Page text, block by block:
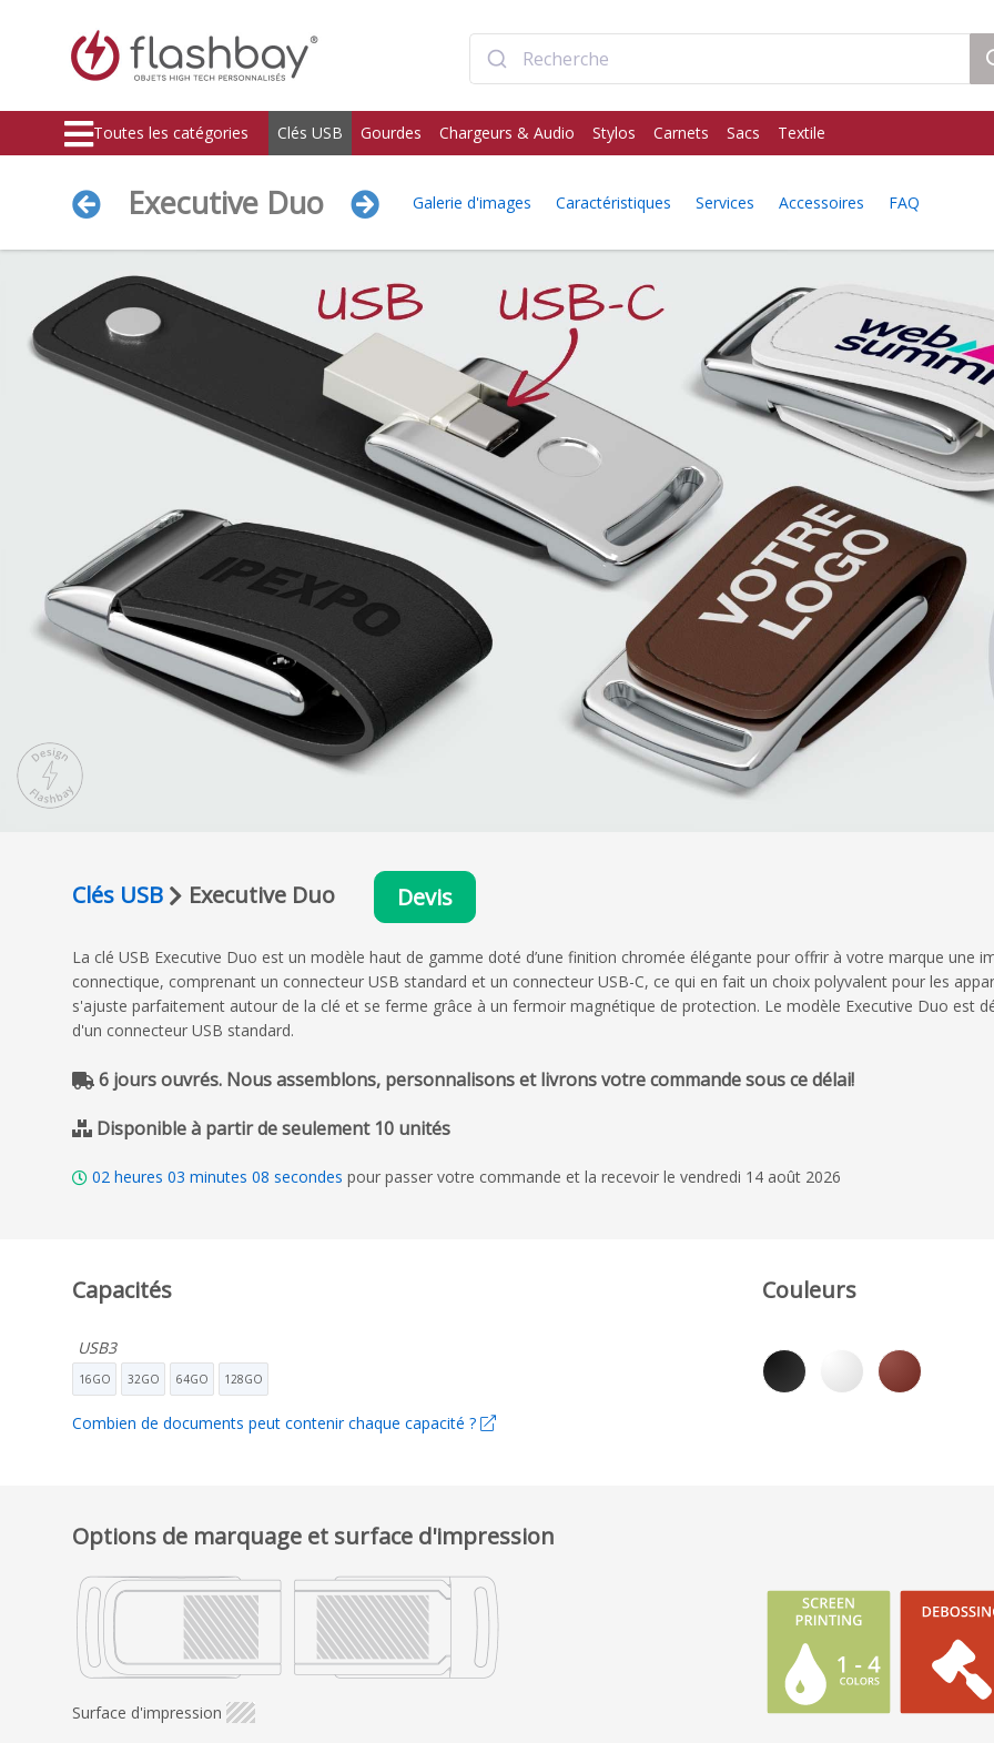
Toutes les catégories Clés USB Gourdes Chargeurs & Audio Stylos Carnets Sacs Textile
Executive Duo Galerie d'images Caractéristiques Services Accessoires FAQ
Clés USB Executive Duo Devis
La clé USB Executive Duo est un modèle haut de gamme doté d’une finition chromée élégante pour offrir à votre marque une
connectique, comprenant un connecteur USB standard et un connecteur USB-C, ce qui en fait un choix polyvalent pour les
s'ajuste parfaitement autour de la clé et se ferme grâce à un fermoir magnétique de protection. Le modèle Executive Duo est
d'un connecteur USB standard.
6 jours ouvrés. Nous assemblons, personnalisons et livrons votre commande sous ce délai!
Disponible à partir de seulement 10 unités
02 heures 03 minutes 06 secondes pour passer votre commande et la recevoir le vendredi 14 août 2026
Capacités
USB3
16GO 32GO 64GO 128GO
Combien de documents peut contenir chaque capacité ?
Couleurs
Options de marquage et surface d'impression
Surface d'impression